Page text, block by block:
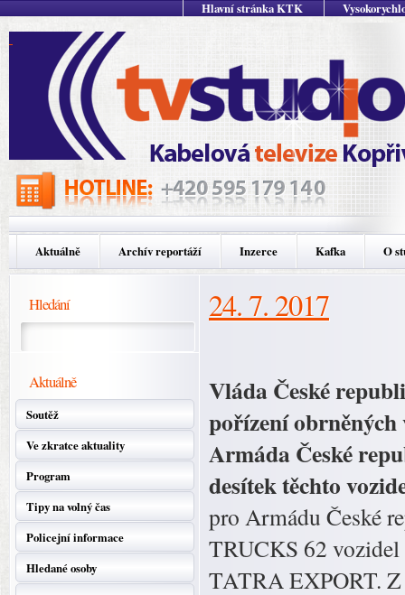
Hlavní stránka KTK
Aktuálně Archív reportáží Inzerce Kafka O
Hledání
Aktuálně
Soutěž
Ve zkratce aktuality
Program
Tipy na volný čas
Policejní informace
Hledané osoby
24. 7. 2017
Vláda České
pořízení
Armáda České
desítek těchto
pro Armádu České
TRUCKS 62
TATRA EXPORT. Z